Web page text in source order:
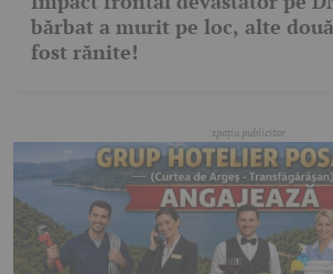
bărbat a murit pe loc, alte
fost rănite!